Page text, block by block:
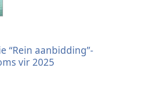
“Rein aanbidding”-
vir 2025